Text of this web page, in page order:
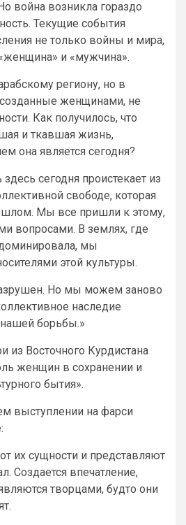
война возникла гораздо
Текущие события
не только войны и мира,
и «мужчина».
региону, но в
созданные женщинами, не
Как получилось, что
и ткавшая жизнь,
она является сегодня?
сегодня проистекает из
свободе, которая
Мы все пришли к этому,
вопросами. В землях, где
мы
этой культуры.
Но мы можем заново
наследие
борьбы.»
из Восточного Курдистана
женщин в сохранении и
бытия».
выступлении на фарси
их сущности и представляют
Создается впечатление,
творцами, будто они